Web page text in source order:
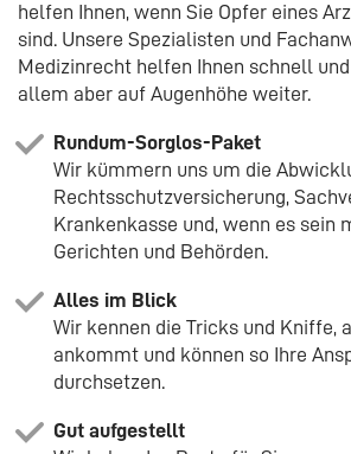
helfen Ihnen, wenn Sie Opfer eines
sind. Unsere Spezialisten und
Medizinrecht helfen Ihnen schnell
allem aber auf Augenhöhe weiter.
Rundum-Sorglos-Paket
Wir kümmern uns um die
Rechtsschutzversicherung,
Krankenkasse und, wenn es sein
Gerichten und Behörden.
Alles im Blick
Wir kennen die Tricks und Kniffe,
ankommt und können so Ihre
durchsetzen.
Gut aufgestellt